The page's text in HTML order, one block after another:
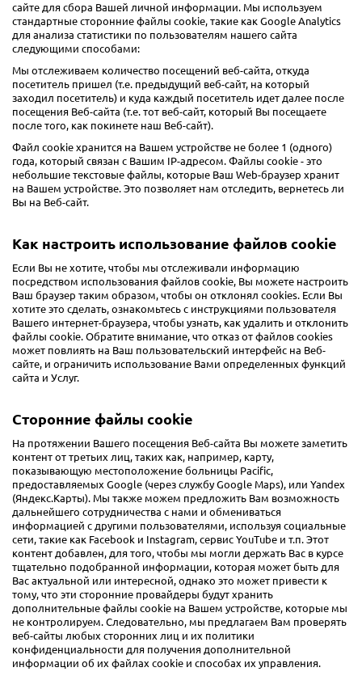
сайте для сбора Вашей личной информации. Мы используем
стандартные сторонние файлы cookie, такие как Google Analytics
для анализа статистики по пользователям нашего сайта
следующими способами:
Мы отслеживаем количество посещений веб-сайта, откуда
посетитель пришел (т.е. предыдущий веб-сайт, на который
заходил посетитель) и куда каждый посетитель идет далее после
посещения Веб-сайта (т.е. тот веб-сайт, который Вы посещаете
после того, как покинете наш Веб-сайт).
Файл cookie хранится на Вашем устройстве не более 1 (одного)
года, который связан с Вашим IP-адресом. Файлы cookie - это
небольшие текстовые файлы, которые Ваш Web-браузер хранит
на Вашем устройстве. Это позволяет нам отследить, вернетесь ли
Вы на Веб-сайт.
Как настроить использование файлов cookie
Если Вы не хотите, чтобы мы отслеживали информацию
посредством использования файлов cookie, Вы можете настроить
Ваш браузер таким образом, чтобы он отклонял cookies. Если Вы
хотите это сделать, ознакомьтесь с инструкциями пользователя
Вашего интернет-браузера, чтобы узнать, как удалить и отклонить
файлы cookie. Обратите внимание, что отказ от файлов cookies
может повлиять на Ваш пользовательский интерфейс на Веб-
сайте, и ограничить использование Вами определенных функций
сайта и Услуг.
Сторонние файлы cookie
На протяжении Вашего посещения Веб-сайта Вы можете заметить
контент от третьих лиц, таких как, например, карту,
показывающую местоположение больницы Pacific,
предоставляемых Google (через службу Google Maps), или Yandex
(Яндекс.Карты). Мы также можем предложить Вам возможность
дальнейшего сотрудничества с нами и обмениваться
информацией с другими пользователями, используя социальные
сети, такие как Facebook и Instagram, сервис YouTube и т.п. Этот
контент добавлен, для того, чтобы мы могли держать Вас в курсе
тщательно подобранной информации, которая может быть для
Вас актуальной или интересной, однако это может привести к
тому, что эти сторонние провайдеры будут хранить
дополнительные файлы cookie на Вашем устройстве, которые мы
не контролируем. Следовательно, мы предлагаем Вам проверять
веб-сайты любых сторонних лиц и их политики
конфиденциальности для получения дополнительной
информации об их файлах cookie и способах их управления.